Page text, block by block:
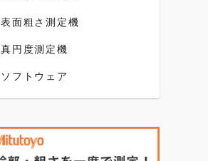
表面粗さ測定機
真円度測定機
ソフトウェア